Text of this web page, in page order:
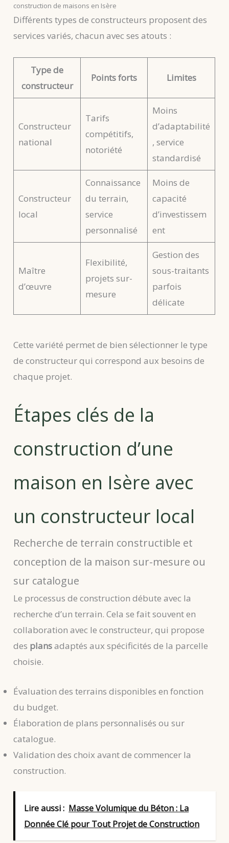
construction de maisons en Isère
Différents types de constructeurs proposent des
services variés, chacun avec ses atouts :
Type de
constructeur
Points forts Limites
Constructeur
national
Tarifs
compétitifs,
notoriété
Moins
d’adaptabilité
, service
standardisé
Constructeur
local
Connaissance
du terrain,
service
personnalisé
Moins de
capacité
d’investissem
ent
Maître
d’œuvre
Flexibilité,
projets sur-
mesure
Gestion des
sous-traitants
parfois
délicate
Cette variété permet de bien sélectionner le type
de constructeur qui correspond aux besoins de
chaque projet.
Étapes clés de la
construction d’une
maison en Isère avec
un constructeur local
Recherche de terrain constructible et
conception de la maison sur-mesure ou
sur catalogue
Le processus de construction débute avec la
recherche d’un terrain. Cela se fait souvent en
collaboration avec le constructeur, qui propose
des plansadaptés aux spécificités de la parcelle
choisie.
Évaluation des terrains disponibles en fonction
du budget.
Élaboration de plans personnalisés ou sur
catalogue.
Validation des choix avant de commencer la
construction.
Lire aussi : Masse Volumique du Béton : La
Donnée Clé pour Tout Projet de Construction